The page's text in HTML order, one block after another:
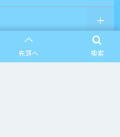
検索
先頭へ